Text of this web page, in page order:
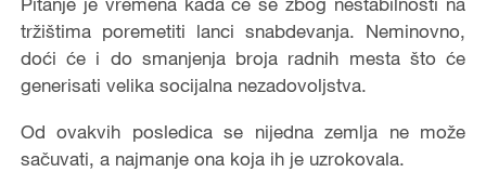
tržištima poremetiti lanci snabdevanja. Neminovno,
doći će i do smanjenja broja radnih mesta što će
generisati velika socijalna nezadovoljstva.
Od ovakvih posledica se nijedna zemlja ne može
sačuvati, a najmanje ona koja ih je uzrokovala.